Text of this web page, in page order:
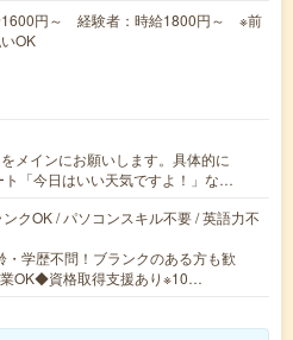
1600円～ 経験者：時給1800円～ ※前
OK
メインにお願いします。具体的に
「今日はいい天気ですよ！」な…
クOK / パソコンスキル不要 / 英語力不
学歴不問！ブランクのある方も歓
OK◆資格取得支援あり※10…